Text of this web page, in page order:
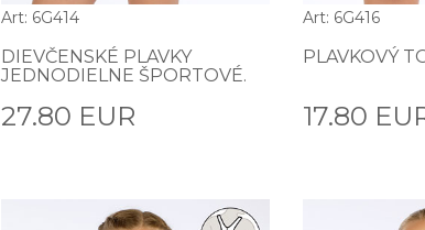
Art: 6G414
DIEVČENSKÉ PLAVKY
JEDNODIELNE ŠPORTOVÉ.
27.80 EUR
Art: 6G416
PLAVKOVÝ
17.80